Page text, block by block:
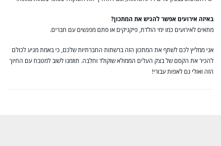
באיזה אירועים אפשר להגיש את המתכון?
מתאים לאירועים כמו ימי הולדת, פיקניקים או סתם מפגשים עם חברים.
אני ממליץ לכם לשתף את המתכון הזה ברשתות החברתיות שלכם, כי באמת מגיע לכולם
להכיר את הקסם של בצק העלים הממולא שוקולד וחלבה. תוזמנו לשוב למטבח עם החיוך
הזה ואולי גם לאפות עבורי!